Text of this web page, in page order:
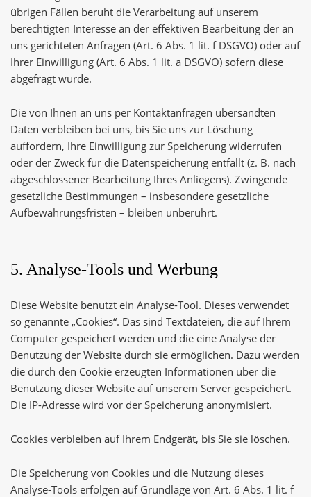
übrigen Fällen beruht die Verarbeitung auf unserem
berechtigten Interesse an der effektiven Bearbeitung der an
uns gerichteten Anfragen (Art. 6 Abs. 1 lit. f DSGVO) oder auf
Ihrer Einwilligung (Art. 6 Abs. 1 lit. a DSGVO) sofern diese
abgefragt wurde.
Die von Ihnen an uns per Kontaktanfragen übersandten
Daten verbleiben bei uns, bis Sie uns zur Löschung
auffordern, Ihre Einwilligung zur Speicherung widerrufen
oder der Zweck für die Datenspeicherung entfällt (z. B. nach
abgeschlossener Bearbeitung Ihres Anliegens). Zwingende
gesetzliche Bestimmungen – insbesondere gesetzliche
Aufbewahrungsfristen – bleiben unberührt.
5. Analyse-Tools und Werbung
Diese Website benutzt ein Analyse-Tool. Dieses verwendet
so genannte „Cookies“. Das sind Textdateien, die auf Ihrem
Computer gespeichert werden und die eine Analyse der
Benutzung der Website durch sie ermöglichen. Dazu werden
die durch den Cookie erzeugten Informationen über die
Benutzung dieser Website auf unserem Server gespeichert.
Die IP-Adresse wird vor der Speicherung anonymisiert.
Cookies verbleiben auf Ihrem Endgerät, bis Sie sie löschen.
Die Speicherung von Cookies und die Nutzung dieses
Analyse-Tools erfolgen auf Grundlage von Art. 6 Abs. 1 lit. f